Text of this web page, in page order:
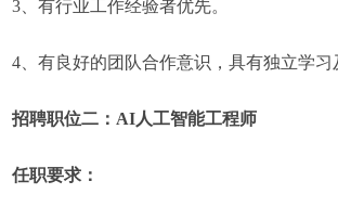
3、有行业工作经验者优先。
4、有良好的团队合作意识，具有独立学习
招聘职位二：AI人工智能工程师
任职要求：